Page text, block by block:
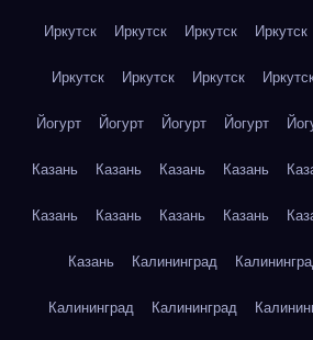
Иркутск Иркутск Иркутск Иркутск
Иркутск Иркутск Иркутск
Йогурт Йогурт Йогурт Йогурт
Казань Казань Казань Казань
Казань Казань Казань Казань
Казань Калининград
Калининград Калининград